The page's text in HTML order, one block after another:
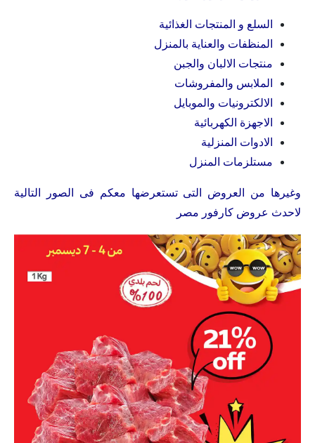
السلع و المنتجات الغذائية
المنظفات والعناية بالمنزل
منتجات الالبان والجبن
الملابس والمفروشات
الالكترونيات والموبايل
الاجهزة الكهربائية
الادوات المنزلية
مستلزمات المنزل
وغيرها من العروض التى تستعرضها معكم فى الصور التالية
لاحدث عروض كارفور مصر